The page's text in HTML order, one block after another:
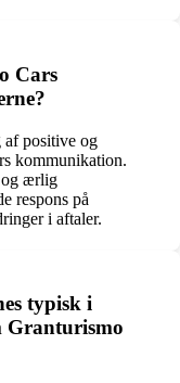
Cars
af positive og
kommunikation.
og ærlig
respons på
i aftaler.
typisk i
Granturismo